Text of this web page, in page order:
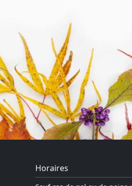
Horaires